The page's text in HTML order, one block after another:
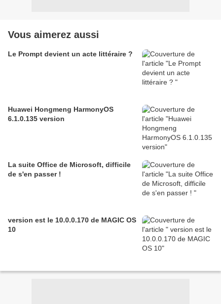
Vous aimerez aussi
Le Prompt devient un acte littéraire ?
Huawei Hongmeng HarmonyOS
6.1.0.135 version
La suite Office de Microsoft, difficile
de s'en passer !
version est le 10.0.0.170 de MAGIC OS
10